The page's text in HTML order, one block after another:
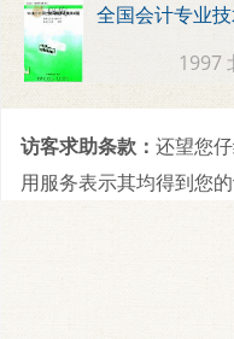
全国会计专业
1997
访客求助条款： 还望您
用服务表示其均得到您的